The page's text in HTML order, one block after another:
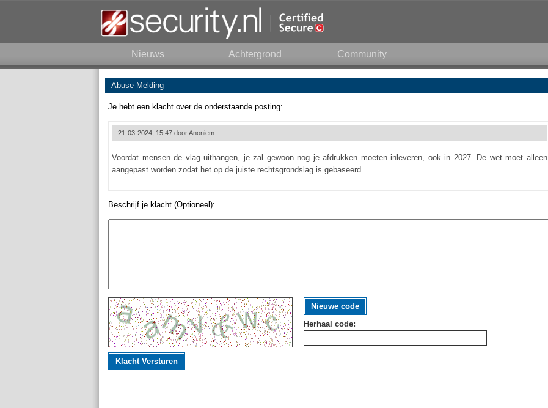
Nieuws Achtergrond Community
Abuse Melding
Je hebt een klacht over de onderstaande posting:
21-03-2024, 15:47 doorAnoniem
Voordat mensen de vlag uithangen, je zal gewoon nog je afdrukken moeten inleveren, ook in 2027. De wet moet alleen
aangepast worden zodat het op de juiste rechtsgrondslag is gebaseerd.
Beschrijf je klacht (Optioneel):
Nieuwe code
Herhaal code:
Klacht Versturen